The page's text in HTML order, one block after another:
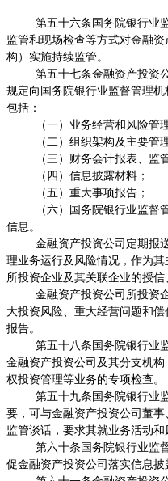
第五十六条国务院银行业
监管和现场检查等方式对金融
构）实施持续监管。
第五十七条金融资产投资
规定向国务院银行业监督管理
包括：
（一）业务经营和风险管
（二）组织架构及主要管
（三）财务会计报表、监
（四）信息披露材料；
（五）重大事项报告；
（六）国务院银行业监
信息。
金融资产投资公司定期报
理业务运行及风险情况，作为
所投资企业及其关联企业的授信
金融资产投资公司所投资
大投资风险、重大经营问题和
报告。
第五十八条国务院银行业
金融资产投资公司及其分支机
权投资管理等业务的专项检查。
第五十九条国务院银行业
要，可与金融资产投资公司董
监管谈话，要求其就业务活动和
第六十条国务院银行业监
促金融资产投资公司落实信息披